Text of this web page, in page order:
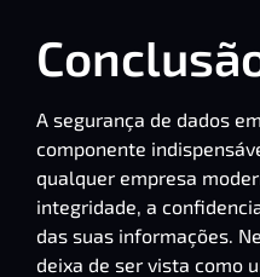
A segurança de dados
componente
qualquer empresa
integridade, a
das suas informações.
deixa de ser vista como